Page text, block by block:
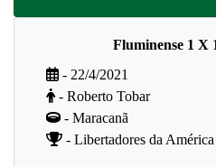
Fluminense 1 X
- 22/4/2021
- Roberto Tobar
- Maracanã
- Libertadores da América